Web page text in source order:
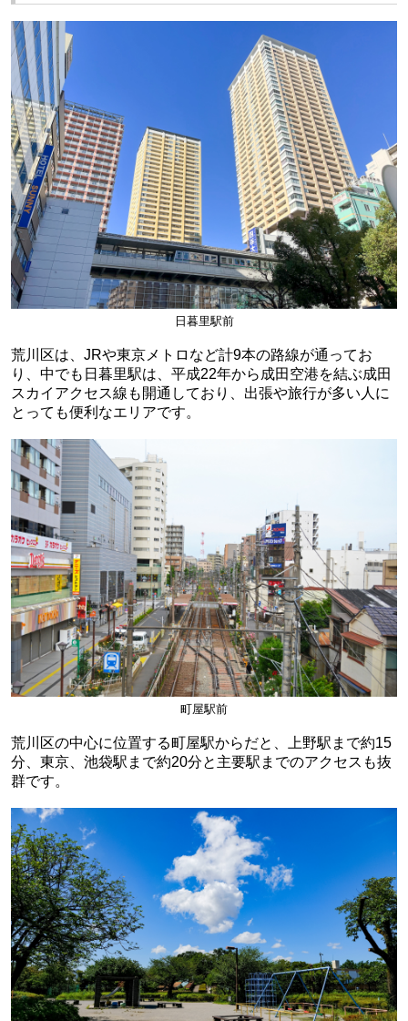
日暮里駅前
荒川区は、JRや東京メトロなど計9本の路線が通ってお
り、中でも日暮里駅は、平成22年から成田空港を結ぶ成田
スカイアクセス線も開通しており、出張や旅行が多い人に
とっても便利なエリアです。
町屋駅前
荒川区の中心に位置する町屋駅からだと、上野駅まで約15
分、東京、池袋駅まで約20分と主要駅までのアクセスも抜
群です。